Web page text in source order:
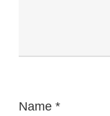
Name *